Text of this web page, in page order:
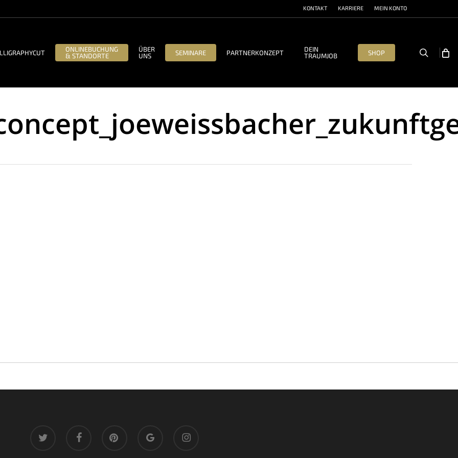
KONTAKT KARRIERE MEIN KONTO
ONLINEBUCHUNG
& STANDORTE
ÜBER
UNS
SEMINARE PARTNERKONZEPT
DEIN
TRAUMJOB
SHOP search
plus